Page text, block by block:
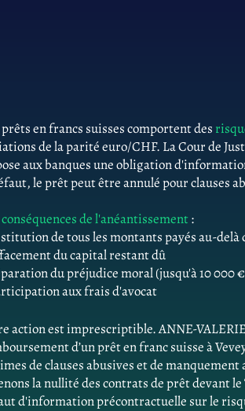
prêts en francs suisses comportent des
de la parité euro/CHF. La Cour de
aux banques une obligation
le prêt peut être annulé pour clauses
conséquences de l'anéantissement:
de tous les montants payés au-
du capital restant dû
du préjudice moral (jusqu'à 10 000
aux frais d'avocat
action est imprescriptible. ANNE-
d’un prêt en franc suisse à
de clauses abusives et de manquement
la nullité des contrats de prêt devant
d'information précontractuelle sur le